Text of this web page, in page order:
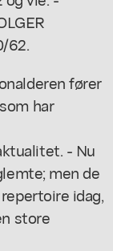
62.
fører
har
- Nu
men de
idag,
store